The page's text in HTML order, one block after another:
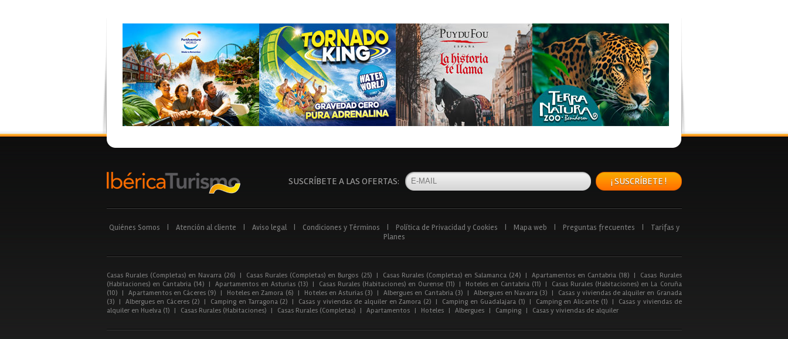
SUSCRÍBETE A LAS OFERTAS: ¡ SUSCRÍBETE !
Quiénes Somos Atención al cliente Aviso legal Condiciones y Términos Política de Privacidad y Cookies Mapa web Preguntas frecuentes
Tarifas y
Planes
Casas Rurales (Completas) en Navarra (26) | Casas Rurales (Completas) en Burgos (25) | Casas Rurales (Completas) en Salamanca (24) | Apartamentos en Cantabria (18) |
Casas Rurales
(Habitaciones) en Cantabria (14)
| Apartamentos en Asturias (13) | Casas Rurales (Habitaciones) en Ourense (11) | Hoteles en Cantabria (11) |
Casas Rurales (Habitaciones) en La Coruña
(10)
| Apartamentos en Cáceres (9) | Hoteles en Zamora (6) | Hoteles en Asturias (3) | Albergues en Cantabria (3) | Albergues en Navarra (3) |
Casas y viviendas de alquiler en Granada
(3)
| Albergues en Cáceres (2) | Camping en Tarragona (2) | Casas y viviendas de alquiler en Zamora (2) | Camping en Guadalajara (1) | Camping en Alicante (1) |
Casas y viviendas de
alquiler en Huelva (1)
| Casas Rurales (Habitaciones) | Casas Rurales (Completas) | Apartamentos | Hoteles | Albergues | Camping | Casas y viviendas de alquiler